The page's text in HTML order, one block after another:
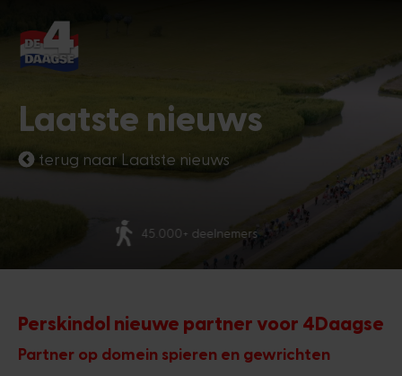
Laatste nieuws
terug naar Laatste nieuws
Meer dan 70 nationaliteiten
Perskindol nieuwe partner voor 4Daagse
Partner op domein spieren en gewrichten
Stel je vragen 24/7
Vandaag
Hoi, ik ben Miles, de chatbot van de
4Daagse. Waar kan ik je mee helpen?